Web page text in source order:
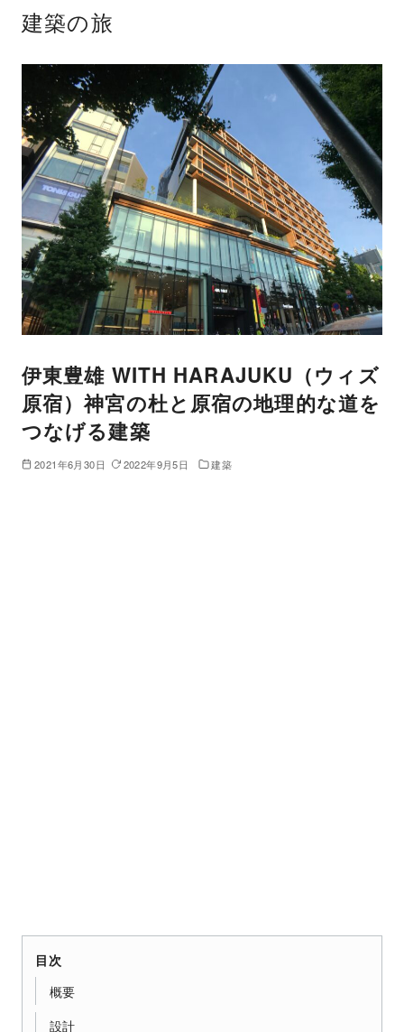
建築の旅
伊東豊雄 WITH HARAJUKU（ウィズ
原宿）神宮の杜と原宿の地理的な道を
つなげる建築
2021年6月30日 2022年9月5日 建築
目次
概要
設計